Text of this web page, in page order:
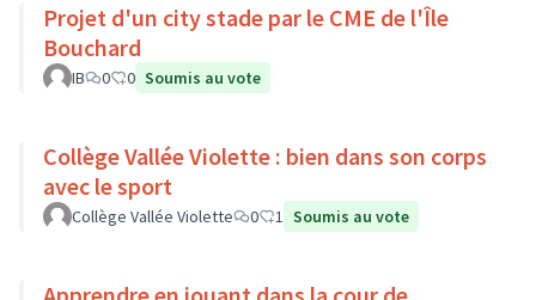
Projet d'un city stade par le CME de l'Île
Bouchard
IB 0 0 Soumis au vote
Collège Vallée Violette : bien dans son corps
avec le sport
Collège Vallée Violette 0 1 Soumis au vote